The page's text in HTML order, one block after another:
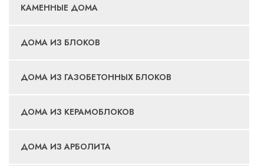
КАМЕННЫЕ ДОМА
ДОМА ИЗ БЛОКОВ
ДОМА ИЗ ГАЗОБЕТОННЫХ БЛОКОВ
ДОМА ИЗ КЕРАМОБЛОКОВ
ДОМА ИЗ АРБОЛИТА